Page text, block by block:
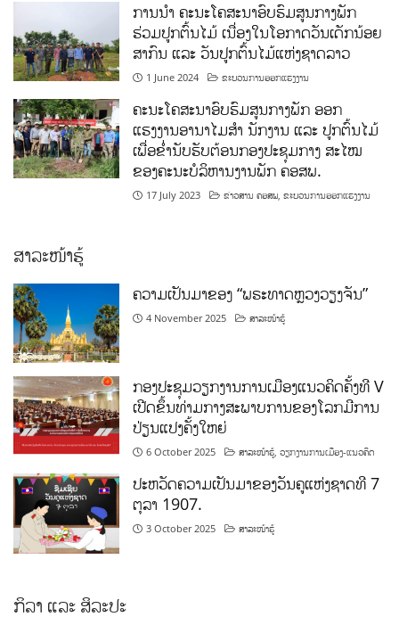
ການນໍາ ຄະນະໂຄສະນາອົບຮົມສູນກາງພັກ
ຮ່ວມປູກຕົ້ນໄມ້ ເນື່ອງໃນໂອກາດວັນເດັກນ້ອຍ
ສາກົນ ແລະ ວັນປູກຕົ້ນໄມ້ແຫ່ງຊາດລາວ
1 June 2024 ຂະບວນການອອກແຮງງານ
ຄະນະໂຄສະນາອົບຮົມສູນກາງພັກ ອອກ
ແຮງງານອານາໄມສໍາ ນັກງານ ແລະ ປູກຕົ້ນໄມ້
ເພື່ອຂໍ່ານັບຮັບຕ້ອນກອງປະຊຸມກາງ ສະໄໝ
ຂອງຄະນະບໍລິຫານງານພັກ ຄອສພ.
17 July 2023 ຂ່າວສານ ຄອສພ,ຂະບວນການອອກແຮງງານ
ສາລະໜ້າຮູ້
ຄວາມເປັນມາຂອງ “ພຣະທາດຫຼວງວຽງຈັນ”
4 November 2025 ສາລະໜ້າຮູ້
ກອງປະຊຸມວຽກງານການເມືອງແນວຄິດຄັ້ງທີ V
ເປີດຂຶ້ນທ່າມກາງສະພາບການຂອງໂລກມີການ
ປ່ຽນແປງຄັ້ງໃຫຍ່
6 October 2025 ສາລະໜ້າຮູ້,ວຽກງານການເມືອງ-ແນວຄິດ
ປະຫວັດຄວາມເປັນມາຂອງວັນຄູແຫ່ງຊາດທີ 7
ຕຸລາ 1907.
3 October 2025 ສາລະໜ້າຮູ້
ກິລາ ແລະ ສິລະປະ